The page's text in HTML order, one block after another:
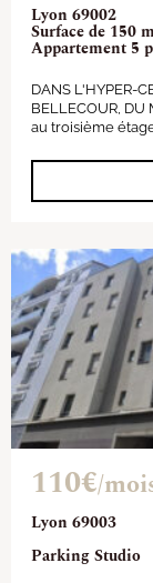
Lyon 69002
Surface de 150
Appartement 5
DANS L'HYPER-
BELLECOUR, DU
au troisième
Lyon 69003
Parking Studio
110€/